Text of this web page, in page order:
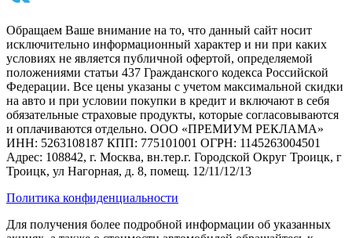
Обращаем Ваше внимание на то, что данный сайт носит
исключительно информационный характер и ни при каких
условиях не является публичной офертой, определяемой
положениями статьи 437 Гражданского кодекса Российской
Федерации. Все цены указаны с учетом максимальной скидки
на авто и при условии покупки в кредит и включают в себя
обязательные страховые продукты, которые согласовываются
и оплачиваются отдельно. ООО «ПРЕМИУМ РЕКЛАМА»
ИНН: 5263108187 КПП: 775101001 ОГРН: 1145263004501
Адрес: 108842, г. Москва, вн.тер.г. Городской Округ Троицк, г
Троицк, ул Нагорная, д. 8, помещ. 12/11/12/13
Политика конфиденциальности
Для получения более подробной информации об указанных